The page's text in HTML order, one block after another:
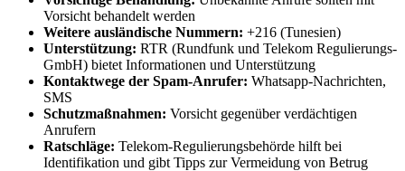
Vorsicht behandelt werden
Weitere ausländische Nummern: +216 (Tunesien)
Unterstützung: RTR (Rundfunk und Telekom Regulierungs-
GmbH) bietet Informationen und Unterstützung
Kontaktwege der Spam-Anrufer: Whatsapp-Nachrichten,
SMS
Schutzmaßnahmen: Vorsicht gegenüber verdächtigen
Anrufern
Ratschläge: Telekom-Regulierungsbehörde hilft bei
Identifikation und gibt Tipps zur Vermeidung von Betrug